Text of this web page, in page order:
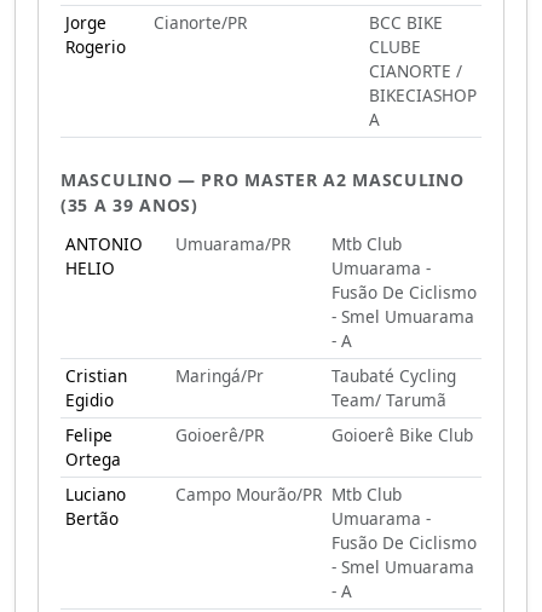
Jorge
Rogerio
Cianorte/PR
BCC BIKE
CLUBE
CIANORTE /
BIKECIASHOP
A
MASCULINO — PRO MASTER A2 MASCULINO
(35 A 39 ANOS)
ANTONIO
HELIO
Umuarama/PR
Mtb Club
Umuarama -
Fusão De Ciclismo
- Smel Umuarama
- A
Cristian
Egidio
Maringá/pr
Taubaté Cycling
Team/ Tarumã
Felipe
Ortega
Goioerê/PR Goioerê Bike Club
Luciano
Bertão
Campo Mourão/PR Mtb Club
Umuarama -
Fusão De Ciclismo
- Smel Umuarama
- A